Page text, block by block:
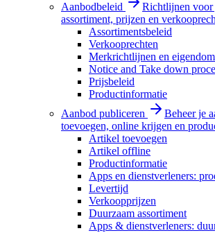
Aanbodbeleid
Richtlijnen voor
assortiment, prijzen en
Assortimentsbeleid
Verkooprechten
Merkrichtlijnen en
Notice and Take down
Prijsbeleid
Productinformatie
Aanbod publiceren
Beheer je
toevoegen, online krijgen en
Artikel toevoegen
Artikel offline
Productinformatie
Apps en dienstverleners:
Levertijd
Verkoopprijzen
Duurzaam assortiment
Apps & dienstverleners: